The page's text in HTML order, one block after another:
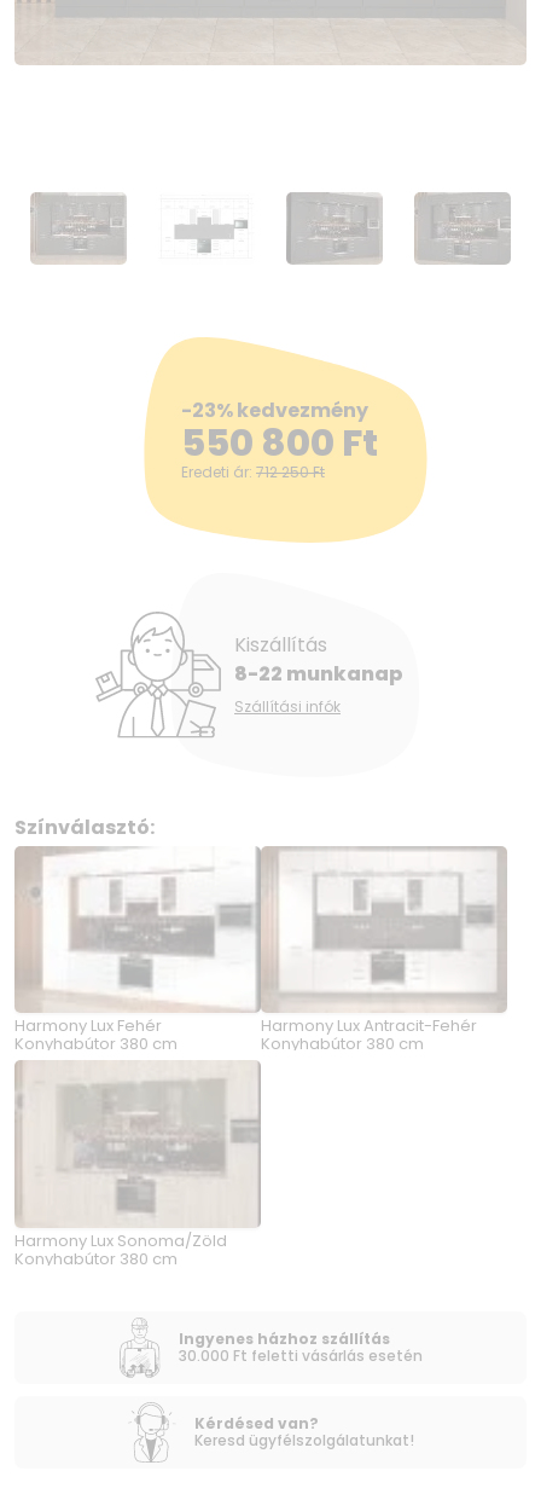
-23% kedvezmény
550 800 Ft
Eredeti ár: 712 250Ft
Kiszállítás
8-22 munkanap
Szállítási infók
Színválasztó:
Harmony Lux Fehér
Konyhabútor 380 cm
Harmony Lux Antracit-Fehér
Konyhabútor 380 cm
Harmony Lux Sonoma/Zöld
Konyhabútor 380 cm
Ingyenes házhoz szállítás
30.000 Ft feletti vásárlás esetén
Kérdésed van?
Keresd ügyfélszolgálatunkat!